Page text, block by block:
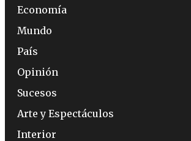
Economía
Mundo
País
Opinión
Sucesos
Arte y Espectáculos
Interior